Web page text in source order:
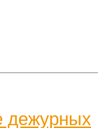
дежурных